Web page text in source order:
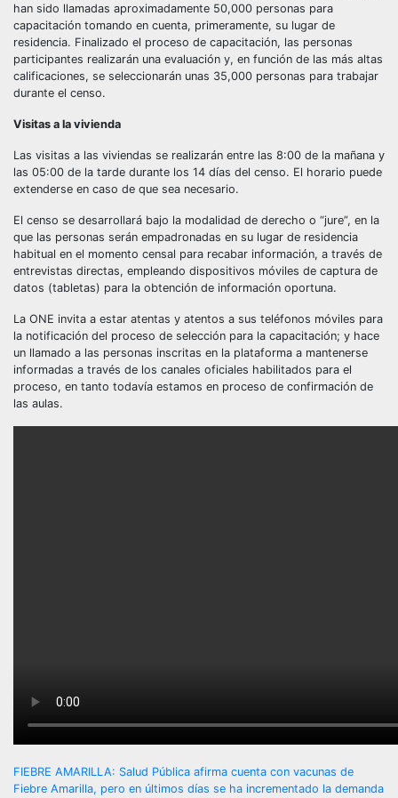
han sido llamadas aproximadamente 50,000 personas para
capacitación tomando en cuenta, primeramente, su lugar de
residencia. Finalizado el proceso de capacitación, las personas
participantes realizarán una evaluación y, en función de las más altas
calificaciones, se seleccionarán unas 35,000 personas para trabajar
durante el censo.
Visitas a la vivienda
Las visitas a las viviendas se realizarán entre las 8:00 de la mañana y
las 05:00 de la tarde durante los 14 días del censo. El horario puede
extenderse en caso de que sea necesario.
El censo se desarrollará bajo la modalidad de derecho o “jure”, en la
que las personas serán empadronadas en su lugar de residencia
habitual en el momento censal para recabar información, a través de
entrevistas directas, empleando dispositivos móviles de captura de
datos (tabletas) para la obtención de información oportuna.
La ONE invita a estar atentas y atentos a sus teléfonos móviles para
la notificación del proceso de selección para la capacitación; y hace
un llamado a las personas inscritas en la plataforma a mantenerse
informadas a través de los canales oficiales habilitados para el
proceso, en tanto todavía estamos en proceso de confirmación de
las aulas.
Navegación
FIEBRE AMARILLA: Salud Pública afirma cuenta con vacunas de
Fiebre Amarilla, pero en últimos días se ha incrementado la demanda